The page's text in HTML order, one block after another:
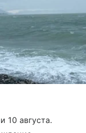
10 августа.